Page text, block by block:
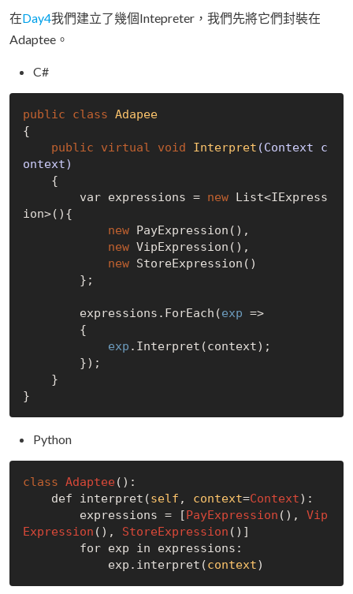
在Day4我們建立了幾個Intepreter，我們先將它們封裝在
Adaptee。
C#
public class Adapee
{
public
virtual void Interpret (Context c
ontext)
{
        var expressions =
new List<IExpress
ion>(){
new PayExpression(),
new VipExpression(),
new StoreExpression()
        expressions.ForEach(
exp =>
exp .Interpret(context);
Python
class Adaptee ():
    def interpret(
self , context=Context):
        expressions = [
PayExpression (), Vip
Expression (), StoreExpression ()]
            exp.interpret(
context